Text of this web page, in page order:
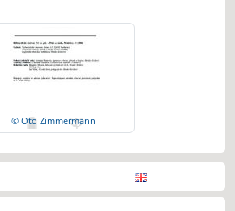
© Oto Zimmermann